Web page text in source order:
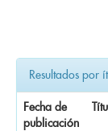
Resultados por
Fecha de
publicación